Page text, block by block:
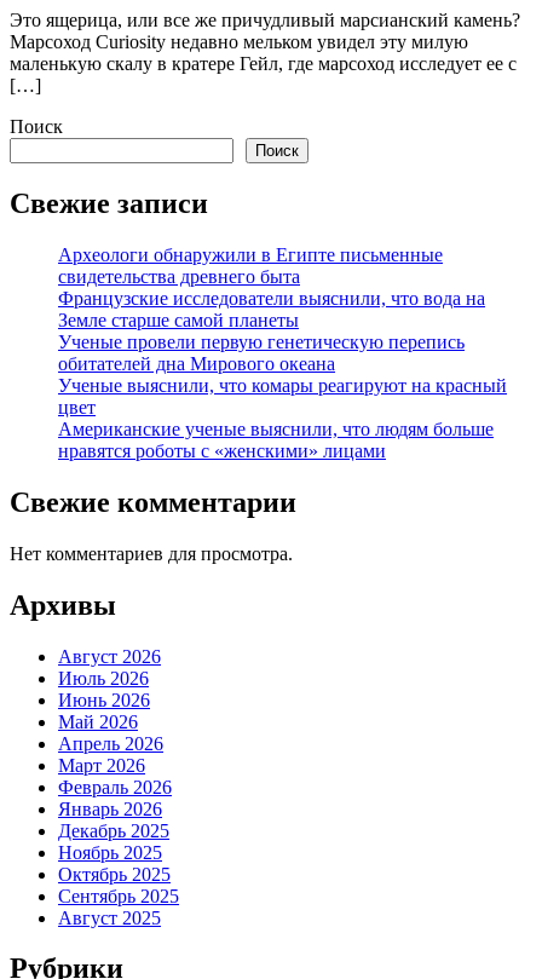
Это ящерица, или все же причудливый марсианский камень?
Марсоход Curiosity недавно мельком увидел эту милую
маленькую скалу в кратере Гейл, где марсоход исследует ее с
[…]
Поиск
Поиск
Свежие записи
Археологи обнаружили в Египте письменные
свидетельства древнего быта
Французские исследователи выяснили, что вода на
Земле старше самой планеты
Ученые провели первую генетическую перепись
обитателей дна Мирового океана
Ученые выяснили, что комары реагируют на красный
цвет
Американские ученые выяснили, что людям больше
нравятся роботы с «женскими» лицами
Свежие комментарии
Нет комментариев для просмотра.
Архивы
Август 2026
Июль 2026
Июнь 2026
Май 2026
Апрель 2026
Март 2026
Февраль 2026
Январь 2026
Декабрь 2025
Ноябрь 2025
Октябрь 2025
Сентябрь 2025
Август 2025
Рубрики